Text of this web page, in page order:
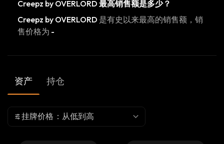
Creepz by OVERLORD 最高销售额是多少？
Creepz by OVERLORD 是有史以来最高的销售额，销
售价格为 -
资产 持仓
挂牌价格：从低到高